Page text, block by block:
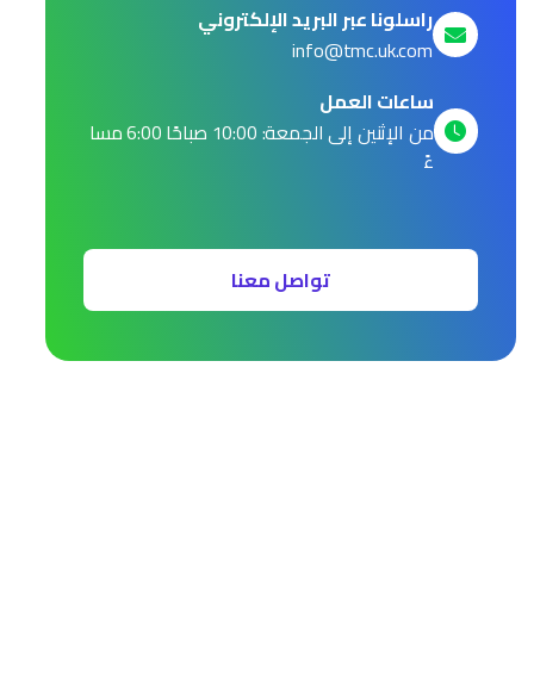
راسلونا عبر البريد الإلكتروني
info@tmc.uk.com
ساعات العمل
من الإثنين إلى الجمعة: 10:00 صباحًا 6:00 مسا
ءً
تواصل معنا